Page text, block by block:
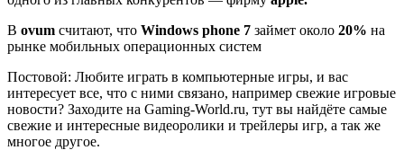
В ovum считают, что Windows phone 7 займет около 20% на
рынке мобильных операционных систем
Постовой: Любите играть в компьютерные игры, и вас
интересует все, что с ними связано, например свежие игровые
новости? Заходите на Gaming-World.ru, тут вы найдёте самые
свежие и интересные видеоролики и трейлеры игр, а так же
многое другое.